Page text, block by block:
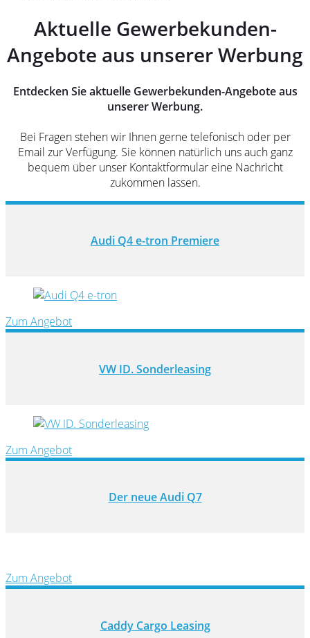
Aktuelle Gewerbekunden-
Angebote aus unserer Werbung
Entdecken Sie aktuelle Gewerbekunden-Angebote aus
unserer Werbung.
Bei Fragen stehen wir Ihnen gerne telefonisch oder per
Email zur Verfügung. Sie können natürlich uns auch ganz
bequem über unser Kontaktformular eine Nachricht
zukommen lassen.
Audi Q4 e-tron Premiere
Zum Angebot
VW ID. Sonderleasing
Zum Angebot
Der neue Audi Q7
Zum Angebot
Caddy Cargo Leasing